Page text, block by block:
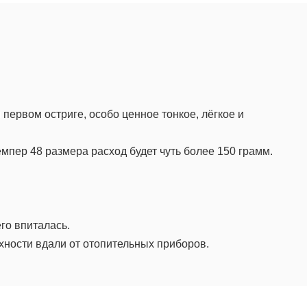
остриге, особо ценное тонкое, лёгкое и
48 размера расход будет чуть более 150 грамм.
впиталась.
вдали от отопительных приборов.